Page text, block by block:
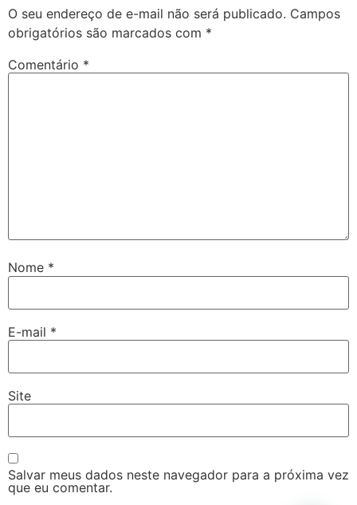
O seu endereço de e-mail não será publicado. Campos
obrigatórios são marcados com *
Comentário *
Nome *
E-mail *
Site
Salvar meus dados neste navegador para a próxima vez
que eu comentar.